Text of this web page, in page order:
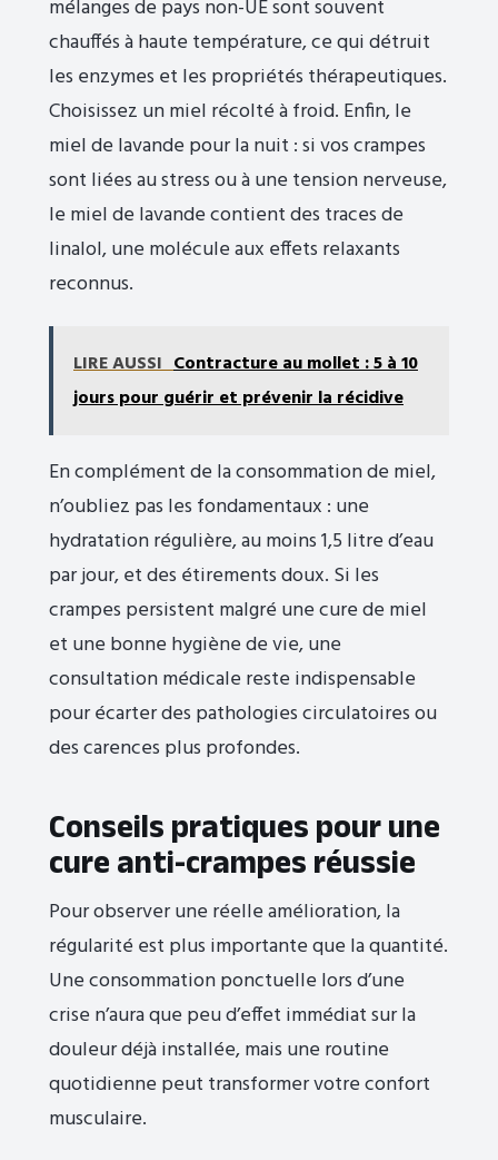
mélanges de pays non-UE sont souvent
chauffés à haute température, ce qui détruit
les enzymes et les propriétés thérapeutiques.
Choisissez un miel récolté à froid. Enfin, le
miel de lavande pour la nuit : si vos crampes
sont liées au stress ou à une tension nerveuse,
le miel de lavande contient des traces de
linalol, une molécule aux effets relaxants
reconnus.
LIRE AUSSI Contracture au mollet : 5 à 10
jours pour guérir et prévenir la récidive
En complément de la consommation de miel,
n’oubliez pas les fondamentaux : une
hydratation régulière, au moins 1,5 litre d’eau
par jour, et des étirements doux. Si les
crampes persistent malgré une cure de miel
et une bonne hygiène de vie, une
consultation médicale reste indispensable
pour écarter des pathologies circulatoires ou
des carences plus profondes.
Conseils pratiques pour une
cure anti-crampes réussie
Pour observer une réelle amélioration, la
régularité est plus importante que la quantité.
Une consommation ponctuelle lors d’une
crise n’aura que peu d’effet immédiat sur la
douleur déjà installée, mais une routine
quotidienne peut transformer votre confort
musculaire.